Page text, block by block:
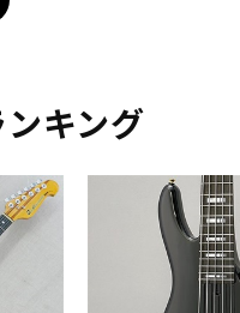
キング